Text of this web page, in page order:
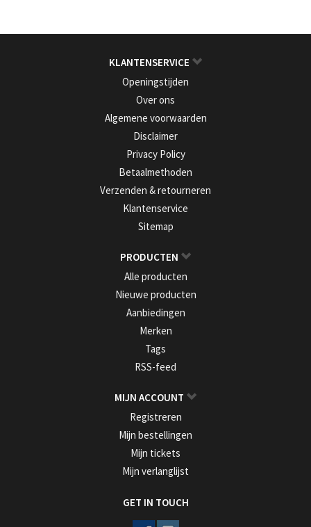
KLANTENSERVICE
Openingstijden
Over ons
Algemene voorwaarden
Disclaimer
Privacy Policy
Betaalmethoden
Verzenden & retourneren
Klantenservice
Sitemap
PRODUCTEN
Alle producten
Nieuwe producten
Aanbiedingen
Merken
Tags
RSS-feed
MIJN ACCOUNT
Registreren
Mijn bestellingen
Mijn tickets
Mijn verlanglijst
GET IN TOUCH